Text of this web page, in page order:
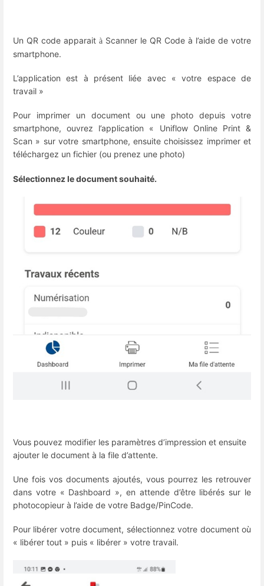
Un QR code apparait à Scanner le QR Code à l’aide de votre
smartphone.
L’application est à présent liée avec « votre espace de
travail »
Pour imprimer un document ou une photo depuis votre
smartphone, ouvrez l’application « Uniflow Online Print &
Scan » sur votre smartphone, ensuite choisissez imprimer et
téléchargez un fichier (ou prenez une photo)
Sélectionnez le document souhaité.
Vous pouvez modifier les paramètres d’impression et ensuite
ajouter le document à la file d’attente.
Une fois vos documents ajoutés, vous pourrez les retrouver
dans votre « Dashboard », en attende d’être libérés sur le
photocopieur à l’aide de votre Badge/PinCode.
Pour libérer votre document, sélectionnez votre document où
« libérer tout » puis « libérer » votre travail.